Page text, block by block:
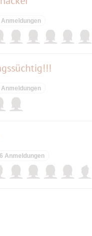
Anmeldungen
Anmeldungen
Anmeldungen